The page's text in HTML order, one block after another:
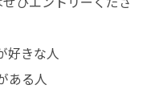
好きな人
ある人